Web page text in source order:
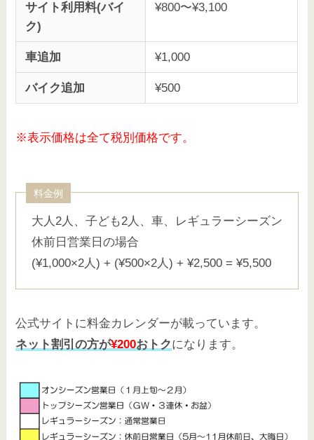
サイト利用料(バイ
ク)
¥800〜¥3,100
車追加 ¥1,000
バイク追加 ¥500
※表示価格は全て税別価格です。
料金例
大人2人、子ども2人、車、レギュラーシーズン
休前日営業日の場合
(¥1,000×2人) + (¥500×2人) + ¥2,500 = ¥5,500
公式サイトに料金カレンダーが載っています。
ネット割引の方が¥200おトクになります。